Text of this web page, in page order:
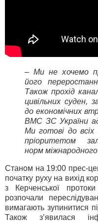
– Ми не хочемо
його
Також прохід
цивільних суден,
до економічних
ВМС ЗС України
Ми готові до всіх
пріоритетом
норм
Станом на 19:00 прес-
початку руху на вихід
з Керченської
розпочали
вимагають зупинитися
Також з’явилася